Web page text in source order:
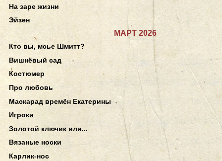
На заре жизни
Эйзен
МАРТ 2026
Кто вы, мсье Шмитт?
Вишнёвый сад
Костюмер
Про любовь
Маскарад времён Екатерины
Игроки
Золотой ключик или...
Вязаные носки
Карлик-нос